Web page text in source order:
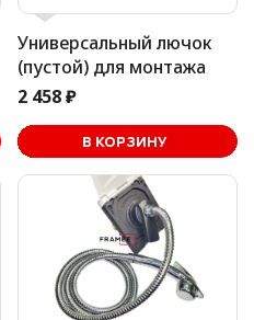
Универсальный лючок
(пустой) для монтажа
2 458 ₽
В КОРЗИНУ